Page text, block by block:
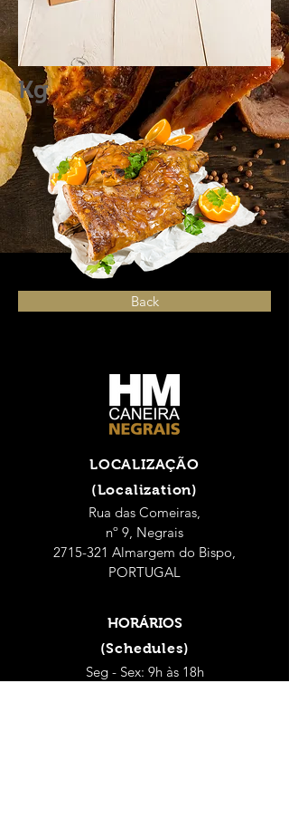
Kg
Back
LOCALIZAÇÃO
(Localization)
Rua das Comeiras,
nº 9, Negrais
2715-321 Almargem do Bispo,
PORTUGAL
HORÁRIOS
(Schedules)
Seg - Sex: 9h às 18h